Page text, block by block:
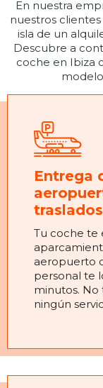
En nuestra
nuestros
isla de un
Descubre a
coche en Ibiza
Entrega
traslados
Tu coche te
aeropuerto
personal te
minutos. No
ningún